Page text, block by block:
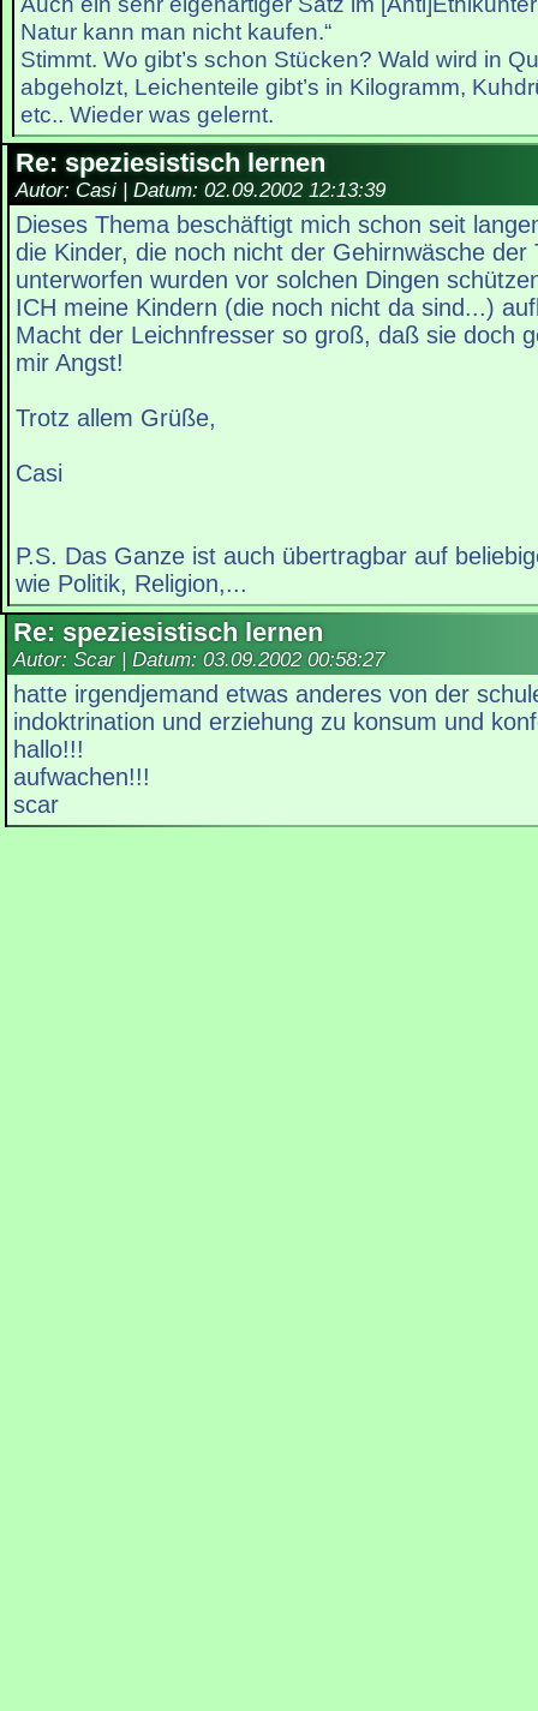
Natur kann man nicht kaufen.“
Stimmt. Wo gibt’s schon Stücken? Wald wird in
abgeholzt, Leichenteile gibt’s in Kilogramm,
etc.. Wieder was gelernt.
Re: speziesistisch lernen
Autor: Casi | Datum: 02.09.2002 12:13:39
Dieses Thema beschäftigt mich schon seit
die Kinder, die noch nicht der Gehirnwäsche der
unterworfen wurden vor solchen Dingen
ICH meine Kindern (die noch nicht da sind...)
Macht der Leichnfresser so groß, daß sie doch
mir Angst!
Trotz allem Grüße,
Casi
P.S. Das Ganze ist auch übertragbar auf
wie Politik, Religion,...
Re: speziesistisch lernen
Autor: Scar | Datum: 03.09.2002 00:58:27
hatte irgendjemand etwas anderes von der
indoktrination und erziehung zu konsum und
hallo!!!
aufwachen!!!
scar